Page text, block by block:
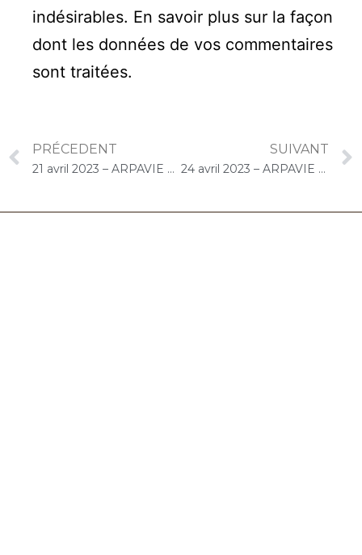
indésirables. En savoir plus sur la façon
dont les données de vos commentaires
sont traitées.
PRÉCEDENT
21 avril 2023 – ARPAVIE Villa Renée (Le Perreux-sur-Marne) : Concert « Choco-Cello Solo »
SUIVANT
24 avril 2023 – ARPAVIE La Vallée aux Renards (L’Haÿ-les-Roses) : Concert « Choco-Cello Solo »